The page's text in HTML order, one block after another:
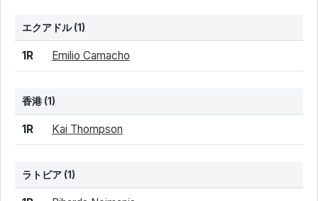
エクアドル(1)
結果 シード 選手名
1R Emilio Camacho
香港 (1)
結果 シード 選手名
1R Kai Thompson
ラトビア (1)